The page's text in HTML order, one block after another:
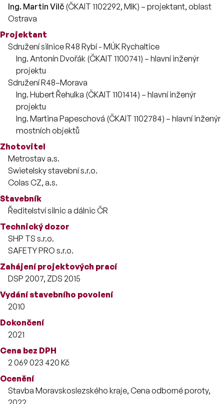
Ing. Martin Vilč (ČKAIT 1102292, MIK) – projektant, oblast
Ostrava
Projektant
Sdružení silnice R48 Rybí - MÚK Rychaltice
Zaměstnanci
Ing. Antonín Dvořák (ČKAIT 1100741) – hlavní inženýr
projektu
Sdružení R48–Morava
Zaměstnanci
Ing. Hubert Řehulka (ČKAIT 1101414) – hlavní inženýr
projektu
Ing. Martina Papeschová (ČKAIT 1102784) – hlavní inženýr
mostních objektů
Zhotovitel
Metrostav a.s.
Swietelsky stavební s.r.o.
Colas CZ, a.s.
Stavebník
Ředitelství silnic a dálnic ČR
Technický dozor
SHP TS s.r.o.
SAFETY PRO s.r.o.
Zahájení projektových prací
DSP 2007, ZDS 2015
Vydání stavebního povolení
2010
Dokončení
2021
Cena bez DPH
2 069 023 420 Kč
Ocenění
Stavba Moravskoslezského kraje, Cena odborné poroty,